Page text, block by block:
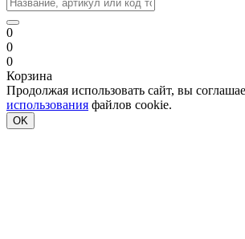
0
0
0
Корзина
Продолжая использовать сайт, вы
использования файлов cookie.
OK